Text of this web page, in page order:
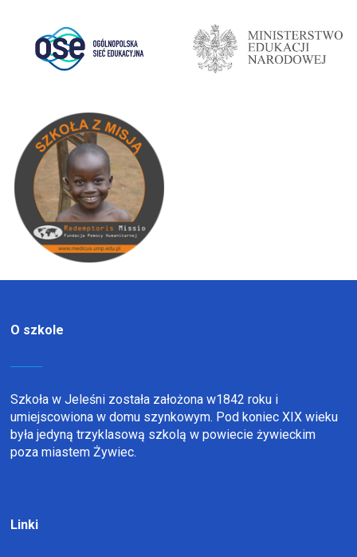
O szkole
Szkoła w Jeleśni została założona w1842 roku i
umiejscowiona w domu szynkowym. Pod koniec XIX wieku
była jedyną trzyklasową szkolą w powiecie żywieckim
poza miastem Żywiec.
Linki